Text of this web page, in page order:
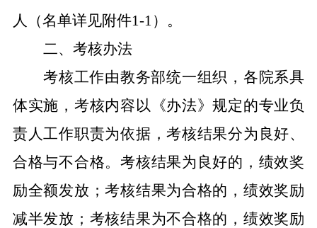
人（名单详见附件1-1）。
二、考核办法
考核工作由教务部统一组织 ， 各院系具
体实施，考核内容以《办法》规定的专业负
责人工作职责为依据，考核结果分为良好、
合格与不合格。考核结果为良好的，绩效奖
励全额发放；考核结果为合格的，绩效奖励
减半发放；考核结果为不合格的，绩效奖励